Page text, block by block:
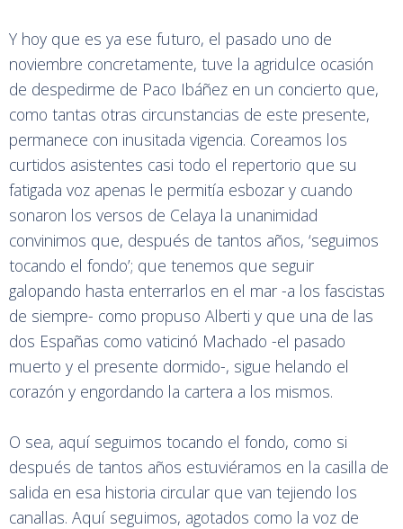
Y hoy que es ya ese futuro, el pasado uno de
noviembre concretamente, tuve la agridulce ocasión
de despedirme de Paco Ibáñez en un concierto que,
como tantas otras circunstancias de este presente,
permanece con inusitada vigencia. Coreamos los
curtidos asistentes casi todo el repertorio que su
fatigada voz apenas le permitía esbozar y cuando
sonaron los versos de Celaya la unanimidad
convinimos que, después de tantos años, ‘seguimos
tocando el fondo’; que tenemos que seguir
galopando hasta enterrarlos en el mar -a los fascistas
de siempre- como propuso Alberti y que una de las
dos Españas como vaticinó Machado -el pasado
muerto y el presente dormido-, sigue helando el
corazón y engordando la cartera a los mismos.
O sea, aquí seguimos tocando el fondo, como si
después de tantos años estuviéramos en la casilla de
salida en esa historia circular que van tejiendo los
canallas. Aquí seguimos, agotados como la voz de